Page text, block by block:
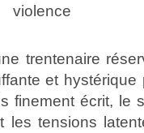
trentenaire
et
finement écrit, le
les tensions